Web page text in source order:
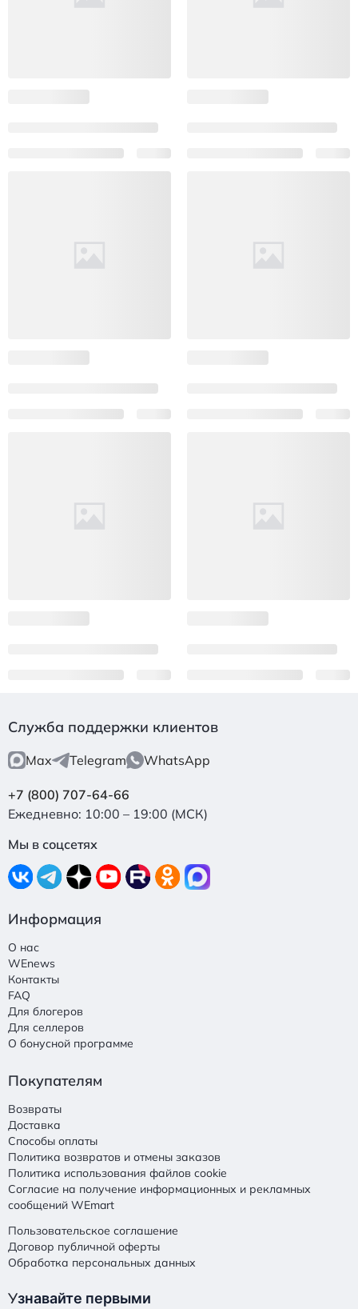
Служба поддержки клиентов
Max Telegram WhatsApp
+7 (800) 707-64-66
Ежедневно: 10:00 – 19:00 (МСК)
Мы в соцсетях
Информация
О нас
WEnews
Контакты
FAQ
Для блогеров
Для селлеров
О бонусной программе
Покупателям
Возвраты
Доставка
Способы оплаты
Политика возвратов и отмены заказов
Политика использования файлов cookie
Согласие на получение информационных и рекламных
сообщений WEmart
Пользовательское соглашение
Договор публичной оферты
Обработка персональных данных
Узнавайте первыми